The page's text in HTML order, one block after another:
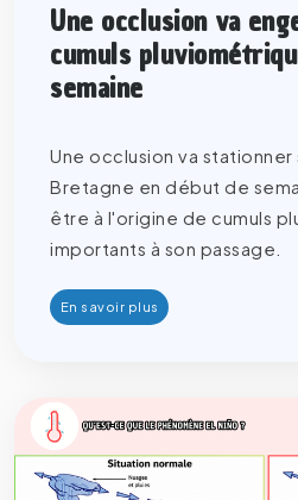
Une occlusion va
cumuls
semaine
Une occlusion va stationner
Bretagne en début de
être à l'origine de cumuls
importants à son passage.
En savoir plus